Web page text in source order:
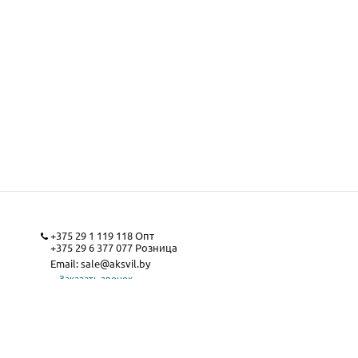
+375 29 1 119 118Опт
+375 29 6 377 077Розница
Email:sale@aksvil.by
Заказать звонок